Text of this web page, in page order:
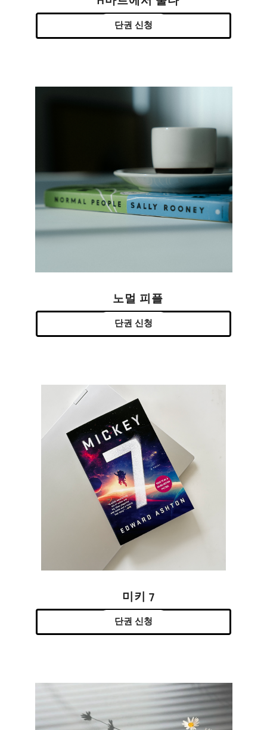
단권 신청
노멀 피플
단권 신청
미키 7
단권 신청